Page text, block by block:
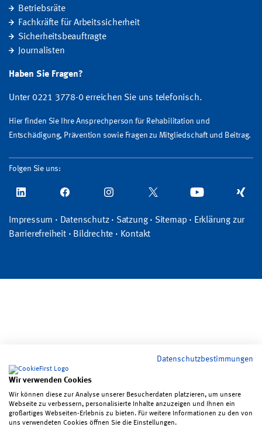
Betriebsräte
Fachkräfte für Arbeitssicherheit
Sicherheitsbeauftragte
Journalisten
Haben Sie Fragen?
Unter 0221 3778-0 erreichen Sie uns telefonisch.
Hier finden Sie Ihre Ansprechperson für Rehabilitation und
Entschädigung, Prävention sowie Fragen zu Mitgliedschaft und Beitrag.
Folgen Sie uns:
Impressum · Datenschutz· Satzung· Sitemap · Erklärung zur
Barrierefreiheit· Bildrechte · Kontakt
Datenschutzbestimmungen
Wir verwenden Cookies
Wir können diese zur Analyse unserer Besucherdaten platzieren, um unsere
Webseite zu verbessern, personalisierte Inhalte anzuzeigen und Ihnen ein
großartiges Webseiten-Erlebnis zu bieten. Für weitere Informationen zu den von
uns verwendeten Cookies öffnen Sie die Einstellungen.